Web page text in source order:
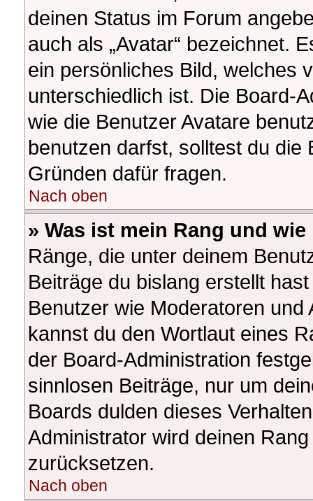
deinen Status im Forum
auch als „Avatar“ bezeichnet.
ein persönliches Bild, welches
unterschiedlich ist. Die Board-
wie die Benutzer Avatare
benutzen darfst, solltest du die
Gründen dafür fragen.
Nach oben
» Was ist mein Rang und
Ränge, die unter deinem
Beiträge du bislang erstellt
Benutzer wie Moderatoren
kannst du den Wortlaut eines
der Board-Administration
sinnlosen Beiträge, nur um
Boards dulden dieses
Administrator wird deinen
zurücksetzen.
Nach oben